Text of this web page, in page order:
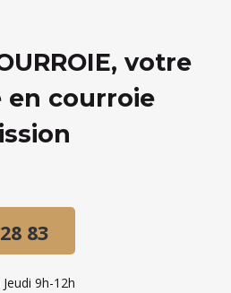
votre
en courroie
83
9h-12h